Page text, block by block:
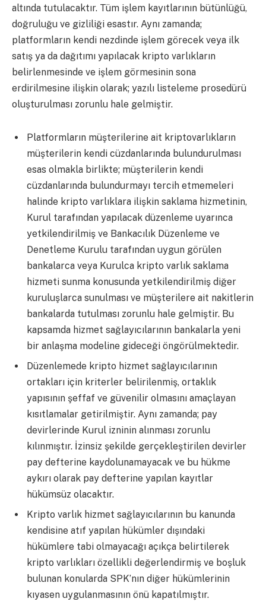
altında tutulacaktır. Tüm işlem kayıtlarının bütünlüğü,
doğruluğu ve gizliliği esastır. Aynı zamanda;
platformların kendi nezdinde işlem görecek veya ilk
satış ya da dağıtımı yapılacak kripto varlıkların
belirlenmesinde ve işlem görmesinin sona
erdirilmesine ilişkin olarak; yazılı listeleme prosedürü
oluşturulması zorunlu hale gelmiştir.
Platformların müşterilerine ait kriptovarlıkların
müşterilerin kendi cüzdanlarında bulundurulması
esas olmakla birlikte; müşterilerin kendi
cüzdanlarında bulundurmayı tercih etmemeleri
halinde kripto varlıklara ilişkin saklama hizmetinin,
Kurul tarafından yapılacak düzenleme uyarınca
yetkilendirilmiş ve Bankacılık Düzenleme ve
Denetleme Kurulu tarafından uygun görülen
bankalarca veya Kurulca kripto varlık saklama
hizmeti sunma konusunda yetkilendirilmiş diğer
kuruluşlarca sunulması ve müşterilere ait nakitlerin
bankalarda tutulması zorunlu hale gelmiştir. Bu
kapsamda hizmet sağlayıcılarının bankalarla yeni
bir anlaşma modeline gideceği öngörülmektedir.
Düzenlemede kripto hizmet sağlayıcılarının
ortakları için kriterler belirilenmiş, ortaklık
yapısının şeffaf ve güvenilir olmasını amaçlayan
kısıtlamalar getirilmiştir. Aynı zamanda; pay
devirlerinde Kurul izninin alınması zorunlu
kılınmıştır. İzinsiz şekilde gerçekleştirilen devirler
pay defterine kaydolunamayacak ve bu hükme
aykırı olarak pay defterine yapılan kayıtlar
hükümsüz olacaktır.
Kripto varlık hizmet sağlayıcılarının bu kanunda
kendisine atıf yapılan hükümler dışındaki
hükümlere tabi olmayacağı açıkça belirtilerek
kripto varlıkları özellikli değerlendirmiş ve boşluk
bulunan konularda SPK’nın diğer hükümlerinin
kıyasen uygulanmasının önü kapatılmıştır.